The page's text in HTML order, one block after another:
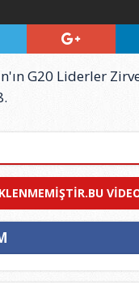
G20 Liderler